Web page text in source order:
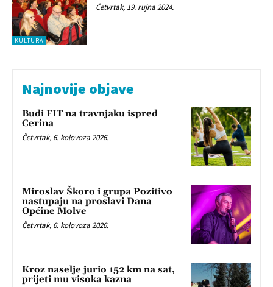
KULTURA
Četvrtak, 19. rujna 2024.
Najnovije objave
Budi FIT na travnjaku ispred
Cerina
Četvrtak, 6. kolovoza 2026.
Miroslav Škoro i grupa Pozitivo
nastupaju na proslavi Dana
Općine Molve
Četvrtak, 6. kolovoza 2026.
Kroz naselje jurio 152 km na sat,
prijeti mu visoka kazna